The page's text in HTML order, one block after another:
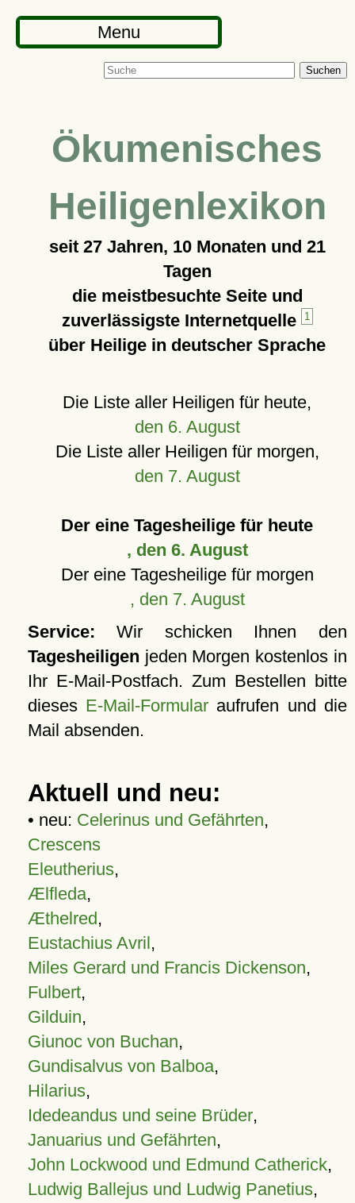
Menu
Suchen
Ökumenisches
Heiligenlexikon
seit 27 Jahren, 10 Monaten und 21
Tagen
die meistbesuchte Seite und
zuverlässigste Internetquelle
1
über Heilige in deutscher Sprache
Die Liste aller Heiligen für heute,
den 6. August
Die Liste aller Heiligen für morgen,
den 7. August
Der eine Tagesheilige für heute
, den 6. August
Der eine Tagesheilige für morgen
, den 7. August
Service: Wir schicken Ihnen den
Tagesheiligen jeden Morgen kostenlos in
Ihr E-Mail-Postfach. Zum Bestellen bitte
dieses E-Mail-Formular aufrufen und die
Mail absenden.
Aktuell und neu:
• neu: Celerinus und Gefährten,
Crescens
Eleutherius,
Ælfleda,
Æthelred,
Eustachius Avril,
Miles Gerard und Francis Dickenson,
Fulbert,
Gilduin,
Giunoc von Buchan,
Gundisalvus von Balboa,
Hilarius,
Idedeandus und seine Brüder,
Januarius und Gefährten,
John Lockwood und Edmund Catherick,
Ludwig Ballejus und Ludwig Panetius,